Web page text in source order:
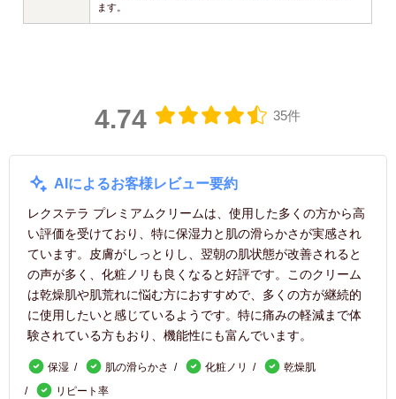
ます。
4.74 35件
AIによるお客様レビュー要約
レクステラ プレミアムクリームは、使用した多くの方から高
い評価を受けており、特に保湿力と肌の滑らかさが実感され
ています。皮膚がしっとりし、翌朝の肌状態が改善されると
の声が多く、化粧ノリも良くなると好評です。このクリーム
は乾燥肌や肌荒れに悩む方におすすめで、多くの方が継続的
に使用したいと感じているようです。特に痛みの軽減まで体
験されている方もおり、機能性にも富んでいます。
保湿 肌の滑らかさ 化粧ノリ
乾燥肌
リピート率